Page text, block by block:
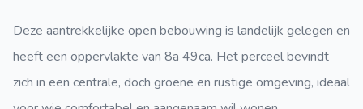
Deze aantrekkelijke open bebouwing is landelijk gelegen en
heeft een oppervlakte van 8a 49ca. Het perceel bevindt
zich in een centrale, doch groene en rustige omgeving, ideaal